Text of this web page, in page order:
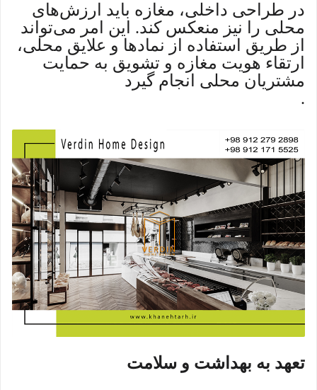
در طراحی داخلی، مغازه باید ارزش‌های
محلی را نیز منعکس کند. این امر می‌تواند
از طریق استفاده از نمادها و علایق محلی،
ارتقاء هویت مغازه و تشویق به حمایت
مشتریان محلی انجام گیرد
.
تعهد به بهداشت و سلامت